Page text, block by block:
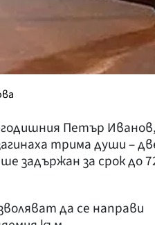
ВОЙНАТА В
ВРЕМЕТО
Петър Иванов,
трима души –
задържан за срок до
да се направи